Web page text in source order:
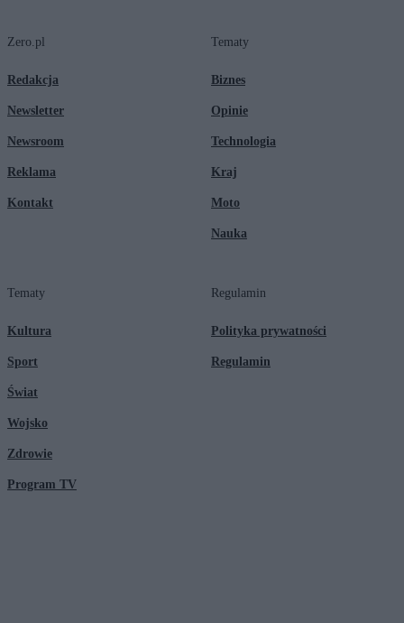
Zero.pl
Redakcja
Newsletter
Newsroom
Reklama
Kontakt
Tematy
Biznes
Opinie
Technologia
Kraj
Moto
Nauka
Tematy
Kultura
Sport
Świat
Wojsko
Zdrowie
Program TV
Regulamin
Polityka prywatności
Regulamin